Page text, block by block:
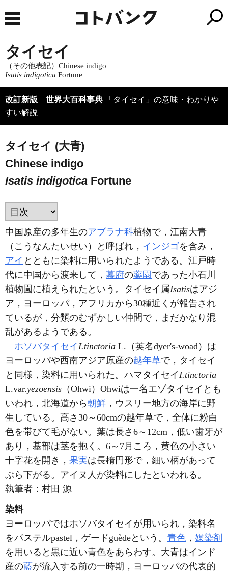
タイセイ
（その他表記）Chinese indigo
Isatis indigotica Fortune
改訂新版 世界大百科事典 「タイセイ」の意味・わかりや
すい解説
タイセイ (大青)
Chinese indigo
Isatis indigotica Fortune
中国原産の多年生のアブラナ科植物で，江南大青
（こうなんたいせい）と呼ばれ， インジゴを含み，
アイ とともに染料に用いられたようである。江戸時
代に中国から渡来して， 幕府の薬園 であった小石川
植物園に植えられたという。タイセイ属Isatisはアジ
ア，ヨーロッパ，アフリカから30種近くが報告され
ているが，分類のむずかしい仲間で，まだかなり混
乱があるようである。
ホソバタイセイI.tinctoria L.（英名dyer's-woad）は
ヨーロッパや西南アジア原産の越年草で，タイセイ
と同様，染料に用いられた。ハマタイセイI.tinctoria
L.var.yezoensis （Ohwi）Ohwiは一名エゾタイセイとも
いわれ，北海道から朝鮮 ，ウスリー地方の海岸に野
生している。高さ30～60cmの越年草で，全体に粉白
色を帯びて毛がない。葉は長さ6～12cm，低い歯牙が
あり，基部は茎を抱く。6～7月ころ，黄色の小さい
十字花を開き， 果実は長楕円形で，細い柄があって
ぶら下がる。アイヌ人が染料にしたといわれる。
執筆者： 村田 源
染料
ヨーロッパではホソバタイセイが用いられ，染料名
をパステルpastel，ゲードguèdeという。 青色 ， 媒染剤
を用いると黒に近い青色をあらわす。大青はインド
産の藍が流入する前の一時期，ヨーロッパの代表的